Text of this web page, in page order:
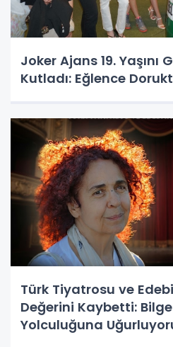
Joker Ajans 19. Yaşını
Kutladı: Eğlence
Türk Tiyatrosu ve
Değerini Kaybetti:
Yolculuğuna